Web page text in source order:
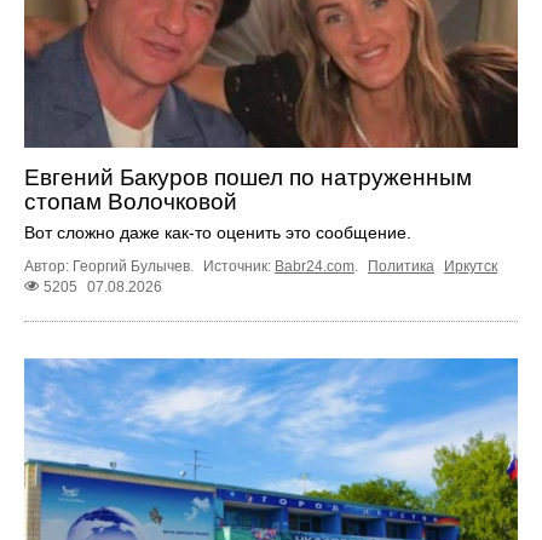
Евгений Бакуров пошел по натруженным
стопам Волочковой
Вот сложно даже как-то оценить это сообщение.
Автор: Георгий Булычев. Источник: Babr24.com. Политика
Иркутск
5205
07.08.2026